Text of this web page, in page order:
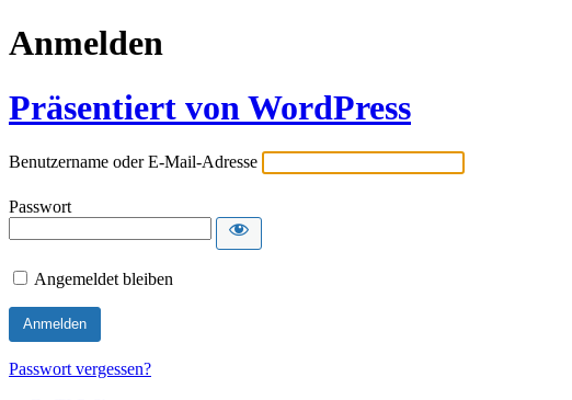
Anmelden
Präsentiert von WordPress
Benutzername oder E-Mail-Adresse
Passwort
Angemeldet bleiben
Passwort vergessen?